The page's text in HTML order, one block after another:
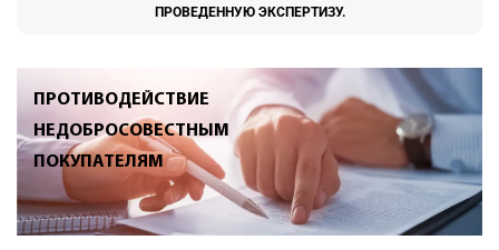
ПРОВЕДЕННУЮ ЭКСПЕРТИЗУ.
ПРОТИВОДЕЙСТВИЕ
НЕДОБРОСОВЕСТНЫМ
ПОКУПАТЕЛЯМ